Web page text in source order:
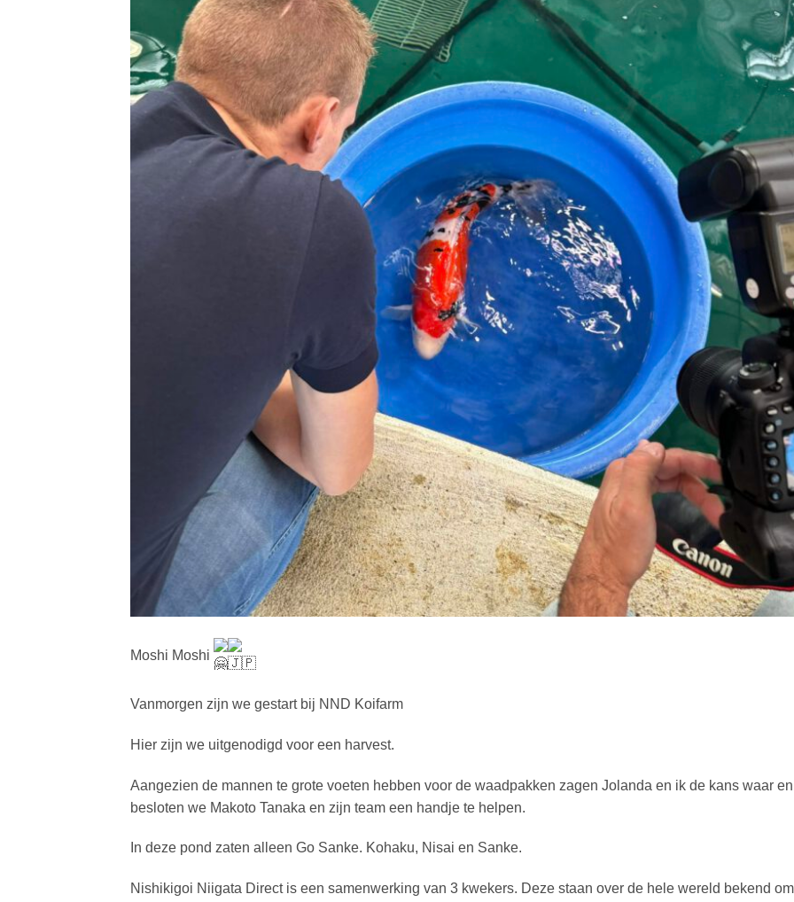
Moshi Moshi
Vanmorgen zijn we gestart bij NND Koifarm
Hier zijn we uitgenodigd voor een harvest.
Aangezien de mannen te grote voeten hebben voor de waadpakken zagen Jolanda en ik de kans waar en
besloten we Makoto Tanaka en zijn team een handje te helpen.
In deze pond zaten alleen Go Sanke. Kohaku, Nisai en Sanke.
Nishikigoi Niigata Direct is een samenwerking van 3 kwekers. Deze staan over de hele wereld bekend om